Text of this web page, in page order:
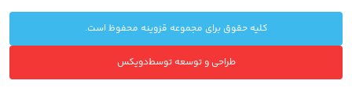
کلیه حقوق برای مجموعه قزوینه محفوظ است.
طراحی و توسعه توسطدویکس